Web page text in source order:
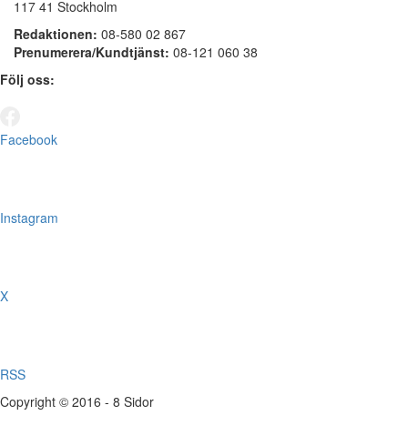
117 41 Stockholm
Redaktionen: 08-580 02 867
Prenumerera/Kundtjänst: 08-121 060 38
Följ oss:
Facebook
Instagram
X
RSS
Copyright © 2016 - 8 Sidor